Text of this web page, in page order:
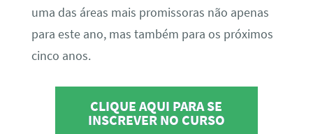
uma das áreas mais promissoras não apenas
para este ano, mas também para os próximos
cinco anos.
CLIQUE AQUI PARA SE
INSCREVER NO CURSO